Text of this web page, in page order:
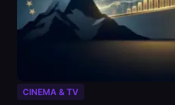
CINEMA & TV